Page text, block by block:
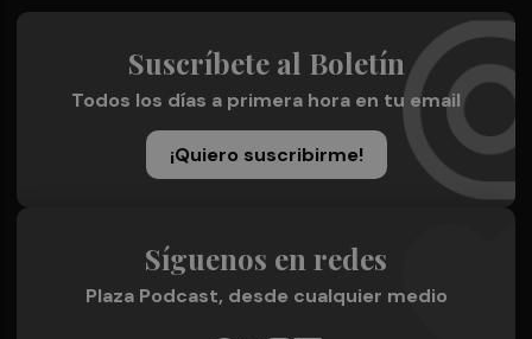
Suscríbete al Boletín
Todos los días a primera hora en tu email
¡Quiero suscribirme!
Síguenos en redes
Plaza Podcast, desde cualquier medio